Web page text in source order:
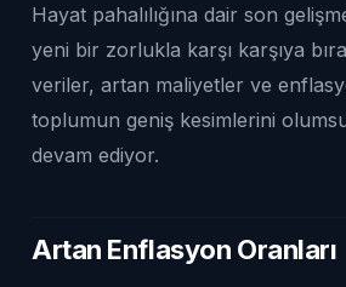
Hayat pahalılığına dair son
yeni bir zorlukla karşı karşıya
veriler, artan maliyetler ve
toplumun geniş kesimlerini
devam ediyor.
Artan Enflasyon Oranları